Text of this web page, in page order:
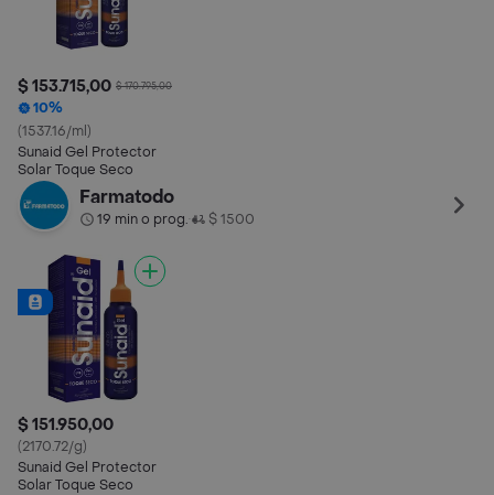
$ 153.715,00 $ 170.795,00
10%
(1537.16/ml)
Sunaid Gel Protector
Solar Toque Seco
Farmatodo
19 min o prog.• $ 1500
$ 151.950,00
(2170.72/g)
Sunaid Gel Protector
Solar Toque Seco